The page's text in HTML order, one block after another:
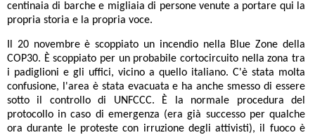
centinaia di barche e migliaia di persone venute a portare qui la
propria storia e la propria voce.
Il 20 novembre è scoppiato un incendio nella Blue Zone della
COP30. È scoppiato per un probabile cortocircuito nella zona tra
i padiglioni e gli uffici, vicino a quello italiano. C'è stata molta
confusione, l'area è stata evacuata e ha anche smesso di essere
sotto il controllo di UNFCCC. È la normale procedura del
protocollo in caso di emergenza (era già successo per qualche
ora durante le proteste con irruzione degli attivisti), il fuoco è